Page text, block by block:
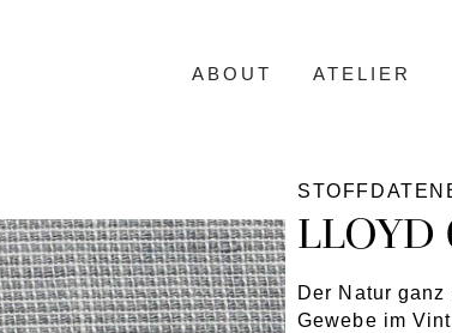
ABOUT ATELIER
LLOYD
Der Natur
Gewebe im